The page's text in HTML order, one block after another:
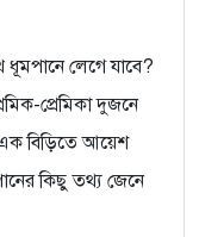
লেগে যাবে?
প্রেমিকা দুজনে
বিড়িতে আয়েশ
কিছু তথ্য জেনে